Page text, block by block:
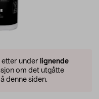
etter under lignende
om det utgåtte
denne siden.